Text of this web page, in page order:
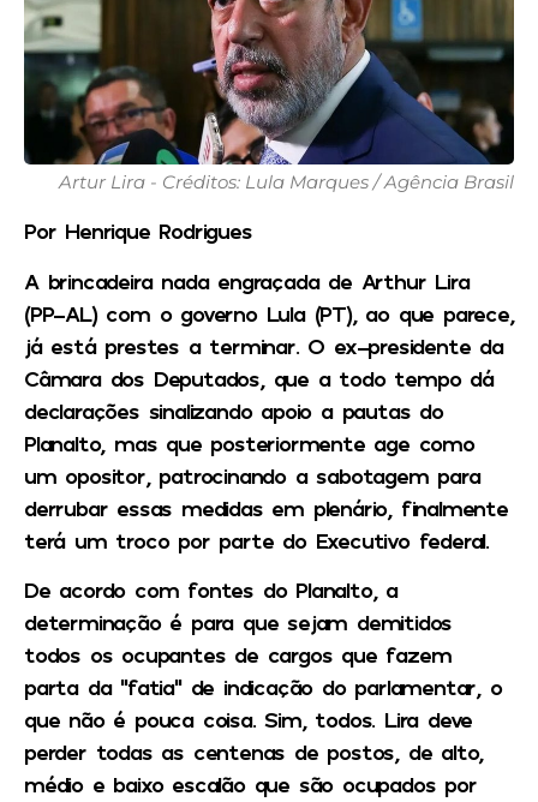
Artur Lira - Créditos: Lula Marques / Agência Brasil
Por Henrique Rodrigues
A brincadeira nada engraçada de Arthur Lira
(PP-AL) com o governo Lula (PT), ao que parece,
já está prestes a terminar. O ex-presidente da
Câmara dos Deputados, que a todo tempo dá
declarações sinalizando apoio a pautas do
Planalto, mas que posteriormente age como
um opositor, patrocinando a sabotagem para
derrubar essas medidas em plenário, finalmente
terá um troco por parte do Executivo federal.
De acordo com fontes do Planalto, a
determinação é para que sejam demitidos
todos os ocupantes de cargos que fazem
parta da “fatia” de indicação do parlamentar, o
que não é pouca coisa. Sim, todos. Lira deve
perder todas as centenas de postos, de alto,
médio e baixo escalão que são ocupados por